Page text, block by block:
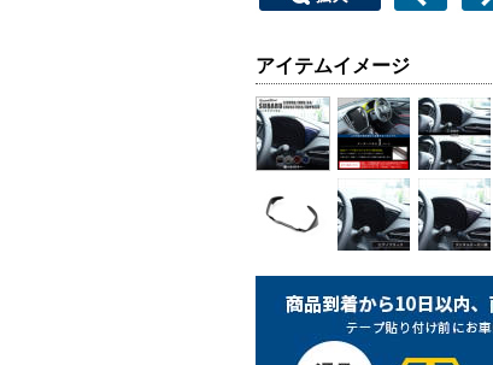
アイテムイメージ